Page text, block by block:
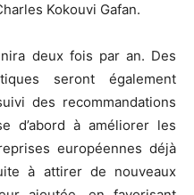
Kokouvi Gafan.
deux fois par an. Des
seront également
des recommandations
d’abord à améliorer les
européennes déjà
à attirer de nouveaux